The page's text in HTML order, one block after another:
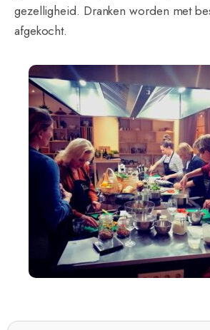
gezelligheid. Dranken worden met
afgekocht.